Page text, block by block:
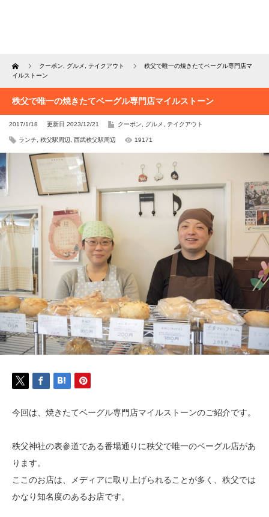
Home クーポン グルメ テイクアウト
秩父で唯一の焼きたてベーグル専門店マ
イルストーン
秩父で唯一の焼きたてベーグル専門店マイルストーン
2017/1/18 更新日 2023/12/21 クーポン グルメ テイクアウト
ランチ 秩父駅周辺 西武秩父駅周辺 19171
今回は、焼きたてベーグル専門店マイルストーンのご紹介です。
秩父神社の表参道である番場通りに秩父で唯一のベーグル店があ
ります。
ここのお店は、メディアに取り上げられることが多く、秩父では
かなり知名度のあるお店です。